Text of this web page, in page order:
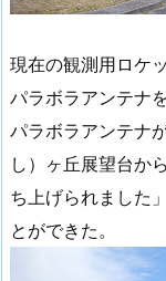
現在の観測用ロケ
パラボラアンテナ
パラボラアンテナ
し）ヶ丘展望台か
ち上げられました
とができた。